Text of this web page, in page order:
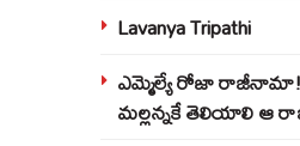
Lavanya Tripathi
ఎమ్మెల్యే రోజా
మల్లన్నకే తెలియాలి ఆ